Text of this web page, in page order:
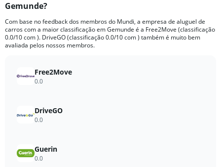
Gemunde?
Com base no feedback dos membros do Mundi, a empresa de aluguel de
carros com a maior classificação em Gemunde é a Free2Move (classificação
0.0/10 com ). DriveGO (classificação 0.0/10 com ) também é muito bem
avaliada pelos nossos membros.
Free2Move
0.0
DriveGO
0.0
Guerin
0.0